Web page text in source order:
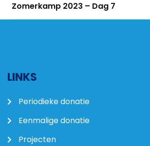
Zomerkamp 2023 – Dag 7
LINKS
Periodieke donatie
Eenmalige donatie
Projecten